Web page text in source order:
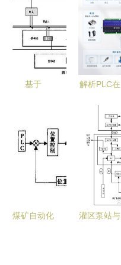
——论自动
化控制系统
的重要性
级的自控设
备专家
基于
竖炉焙烧过
程综合自动
化系统——
动化控制系
解析PLC在
中的核心地
位 从数据
采集到精准
控制
煤矿自动化
灌区泵站与